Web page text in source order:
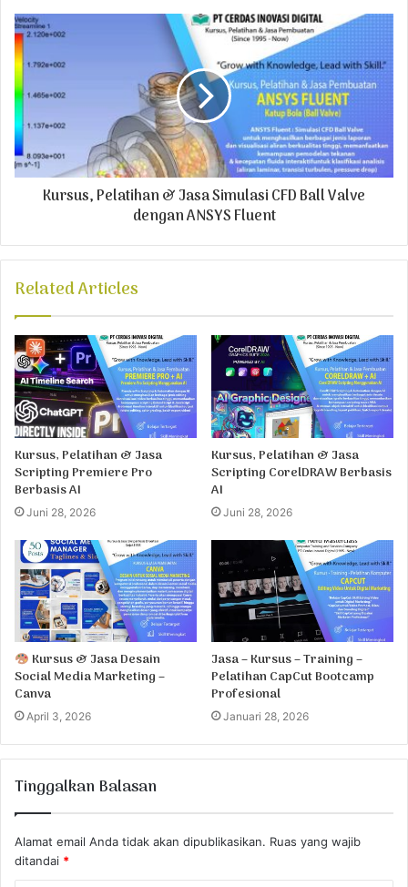
s
s
Kursus, Pelatihan & Jasa Simulasi CFD Ball Valve
dengan ANSYS Fluent
Related Articles
Kursus, Pelatihan & Jasa
Scripting Premiere Pro
Berbasis AI
Juni 28, 2026
Kursus, Pelatihan & Jasa
Scripting CorelDRAW Berbasis
AI
Juni 28, 2026
Kursus & Jasa Desain
Social Media Marketing –
Canva
April 3, 2026
Jasa – Kursus – Training –
Pelatihan CapCut Bootcamp
Profesional
Januari 28, 2026
Tinggalkan Balasan
Alamat email Anda tidak akan dipublikasikan. Ruas yang wajib
ditandai *